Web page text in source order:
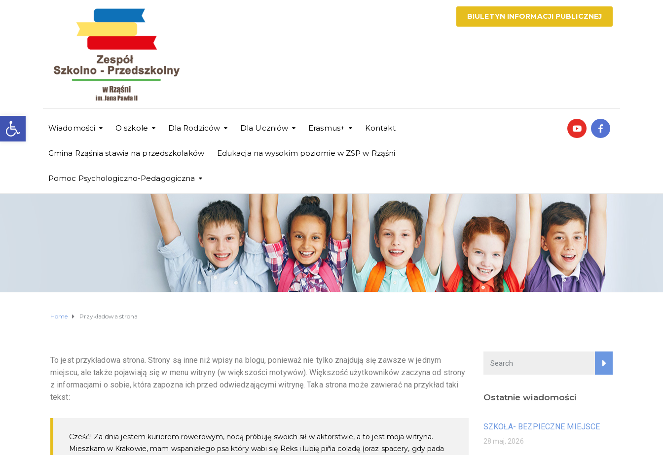
Otwórz pasek narzędzi
BIULETYN INFORMACJI PUBLICZNEJ
Wiadomości O szkole Dla Rodziców Dla Uczniów Erasmus+ Kontakt
Gmina Rząśnia stawia na przedszkolaków Edukacja na wysokim poziomie w ZSP w Rząśni
Pomoc Psychologiczno-Pedagogiczna
Home Przykładowa strona
To jest przykładowa strona. Strony są inne niż wpisy na blogu, ponieważ nie tylko znajdują się zawsze w jednym
miejscu, ale także pojawiają się w menu witryny (w większości motywów). Większość użytkowników zaczyna od strony
z informacjami o sobie, która zapozna ich przed odwiedzającymi witrynę. Taka strona może zawierać na przykład taki
tekst:
Cześć! Za dnia jestem kurierem rowerowym, nocą próbuję swoich sił w aktorstwie, a to jest moja witryna.
Mieszkam w Krakowie, mam wspaniałego psa który wabi się Reks i lubię piña coladę (oraz spacery, gdy pada
Ostatnie wiadomości
SZKOŁA- BEZPIECZNE MIEJSCE
28 maj, 2026